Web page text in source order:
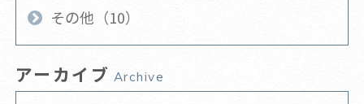
その他（10）
アーカイブ Archive